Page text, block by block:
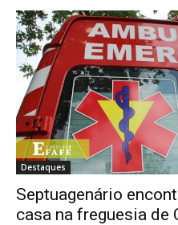
Destaques
Septuagenário
casa na freguesia de